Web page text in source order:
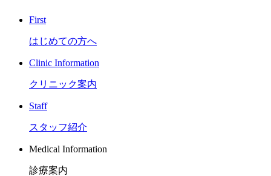
First
はじめての方へ
Clinic Information
クリニック案内
Staff
スタッフ紹介
Medical Information
診療案内